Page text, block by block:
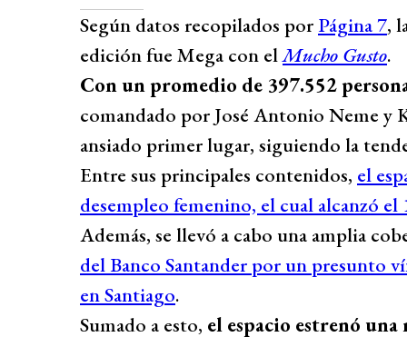
Según datos recopilados por Página 7,
edición fue Mega con elMucho Gusto.
Con un promedio de 397.552
comandado por José Antonio Neme y
ansiado primer lugar, siguiendo la
Entre sus principales contenidos, el
desempleo femenino, el cual alcanzó el
Además, se llevó a cabo una amplia
del Banco Santander por un presunto
en Santiago.
Sumado a esto, el espacio estrenó